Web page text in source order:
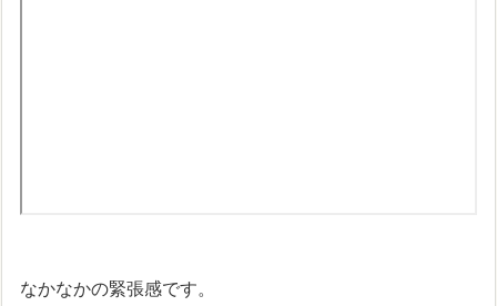
なかなかの緊張感です。